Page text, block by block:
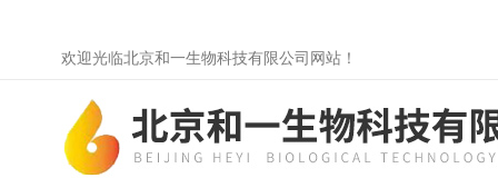
欢迎光临北京和一生物科技有限公司网站！